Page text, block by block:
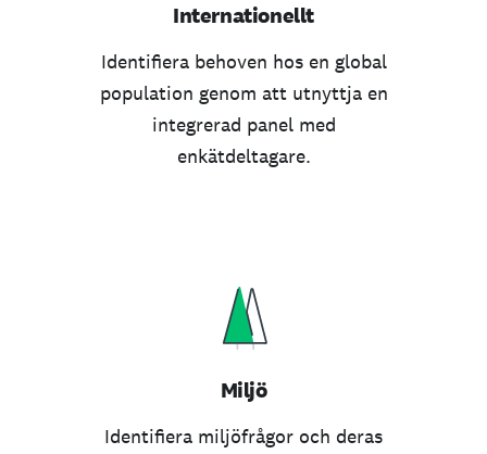
Internationellt
Identifiera behoven hos en global
population genom att utnyttja en
integrerad panel med
enkätdeltagare.
Miljö
Identifiera miljöfrågor och deras